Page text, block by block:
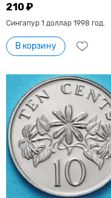
210 ₽
Сингапур 1 доллар 1998 год.
В корзину